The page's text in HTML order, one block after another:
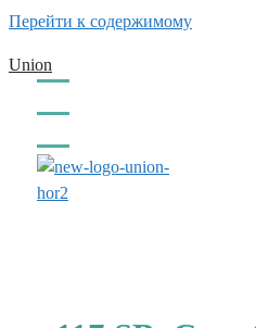
Перейти к содержимому
Union